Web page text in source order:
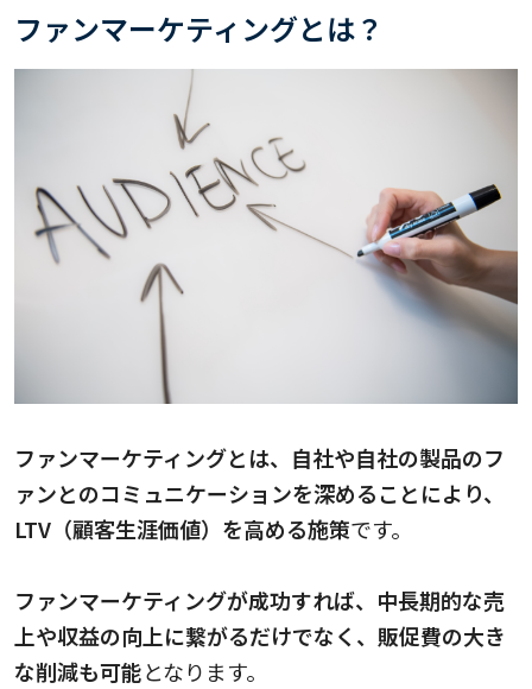
ファンマーケティングとは？
ファンマーケティングとは、自社や自社の製品のフ
ァンとのコミュニケーションを深めることにより、
LTV（顧客生涯価値）を高める施策です。
ファンマーケティングが成功すれば、中長期的な売
上や収益の向上に繋がるだけでなく、販促費の大き
な削減も可能となります。